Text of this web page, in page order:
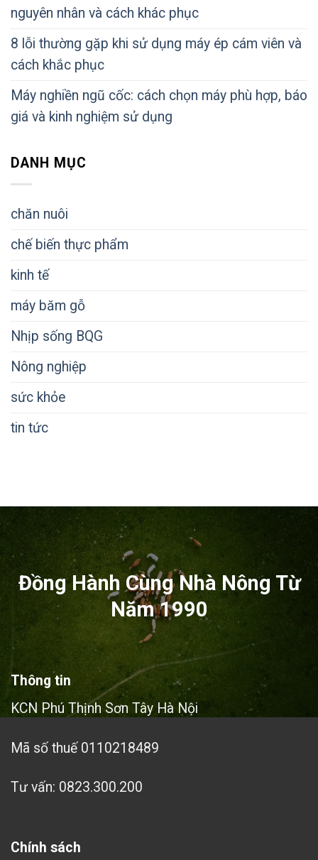
nguyên nhân và cách khác phục
8 lỗi thường gặp khi sử dụng máy ép cám viên và
cách khắc phục
Máy nghiền ngũ cốc: cách chọn máy phù hợp, báo
giá và kinh nghiệm sử dụng
DANH MỤC
chăn nuôi
chế biến thực phẩm
kinh tế
máy băm gỗ
Nhịp sống BQG
Nông nghiệp
sức khỏe
tin tức
Đồng Hành Cùng Nhà Nông Từ
Năm 1990
Thông tin
KCN Phú Thịnh Sơn Tây Hà Nội
Mã số thuế 0110218489
Tư vấn: 0823.300.200
Chính sách